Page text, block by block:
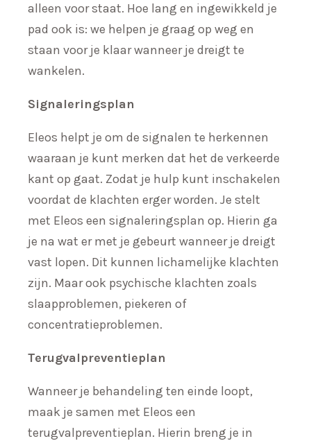
alleen voor staat. Hoe lang en ingewikkeld je
pad ook is: we helpen je graag op weg en
staan voor je klaar wanneer je dreigt te
wankelen.
Signaleringsplan
Eleos helpt je om de signalen te herkennen
waaraan je kunt merken dat het de verkeerde
kant op gaat. Zodat je hulp kunt inschakelen
voordat de klachten erger worden. Je stelt
met Eleos een signaleringsplan op. Hierin ga
je na wat er met je gebeurt wanneer je dreigt
vast lopen. Dit kunnen lichamelijke klachten
zijn. Maar ook psychische klachten zoals
slaapproblemen, piekeren of
concentratieproblemen.
Terugvalpreventieplan
Wanneer je behandeling ten einde loopt,
maak je samen met Eleos een
terugvalpreventieplan. Hierin breng je in